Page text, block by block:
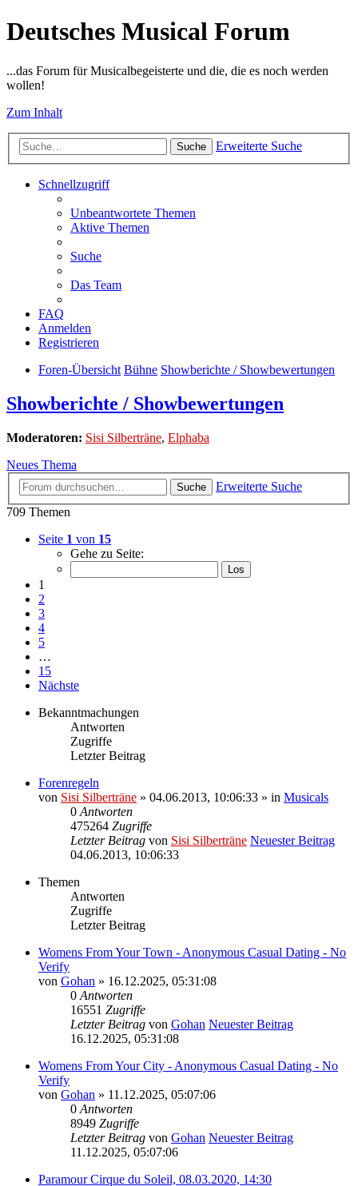
Deutsches Musical Forum
...das Forum für Musicalbegeisterte und die, die es noch werden
wollen!
Zum Inhalt
Suche Erweiterte Suche
Schnellzugriff
Unbeantwortete Themen
Aktive Themen
Suche
Das Team
FAQ
Anmelden
Registrieren
Foren-Übersicht Bühne Showberichte / Showbewertungen
Showberichte / Showbewertungen
Moderatoren: Sisi Silberträne, Elphaba
Neues Thema
Suche
Erweiterte Suche
709 Themen
Seite 1 von 15
Gehe zu Seite:
1
2
3
4
5
…
15
Nächste
Bekanntmachungen
Antworten
Zugriffe
Letzter Beitrag
Forenregeln
von Sisi Silberträne » 04.06.2013, 10:06:33 » in Musicals
0 Antworten
475264 Zugriffe
Letzter Beitrag von Sisi Silberträne Neuester Beitrag
04.06.2013, 10:06:33
Themen
Antworten
Zugriffe
Letzter Beitrag
Womens From Your Town - Anonymous Casual Dating - No
Verify
von Gohan » 16.12.2025, 05:31:08
0 Antworten
16551 Zugriffe
Letzter Beitrag von Gohan Neuester Beitrag
16.12.2025, 05:31:08
Womens From Your City - Anonymous Casual Dating - No
Verify
von Gohan » 11.12.2025, 05:07:06
0 Antworten
8949 Zugriffe
Letzter Beitrag von Gohan Neuester Beitrag
11.12.2025, 05:07:06
Paramour Cirque du Soleil, 08.03.2020, 14:30